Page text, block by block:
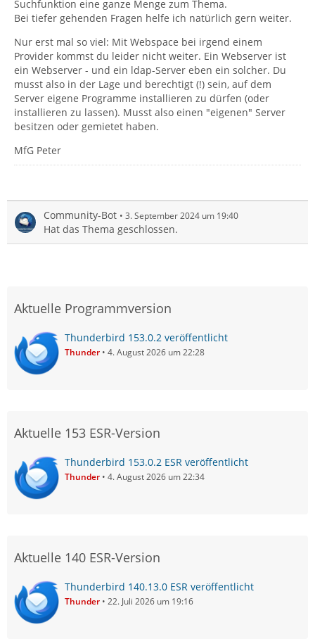
Suchfunktion eine ganze Menge zum Thema.
Bei tiefer gehenden Fragen helfe ich natürlich gern weiter.
Nur erst mal so viel: Mit Webspace bei irgend einem
Provider kommst du leider nicht weiter. Ein Webserver ist
ein Webserver - und ein ldap-Server eben ein solcher. Du
musst also in der Lage und berechtigt (!) sein, auf dem
Server eigene Programme installieren zu dürfen (oder
installieren zu lassen). Musst also einen "eigenen" Server
besitzen oder gemietet haben.
MfG Peter
Community-Bot 3. September 2024 um 19:40
Hat das Thema geschlossen.
Aktuelle Programmversion
Thunderbird 153.0.2 veröffentlicht
Thunder 4. August 2026 um 22:28
Aktuelle 153 ESR-Version
Thunderbird 153.0.2 ESR veröffentlicht
Thunder 4. August 2026 um 22:34
Aktuelle 140 ESR-Version
Thunderbird 140.13.0 ESR veröffentlicht
Thunder 22. Juli 2026 um 19:16